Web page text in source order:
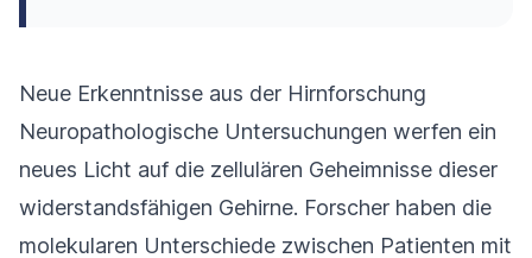
Neue Erkenntnisse aus der Hirnforschung
Neuropathologische Untersuchungen werfen ein
neues Licht auf die zellulären Geheimnisse dieser
widerstandsfähigen Gehirne. Forscher haben die
molekularen Unterschiede zwischen Patienten mit